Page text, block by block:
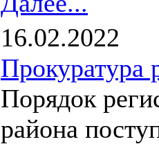
16.02.2022
Прокуратура
Порядок
района